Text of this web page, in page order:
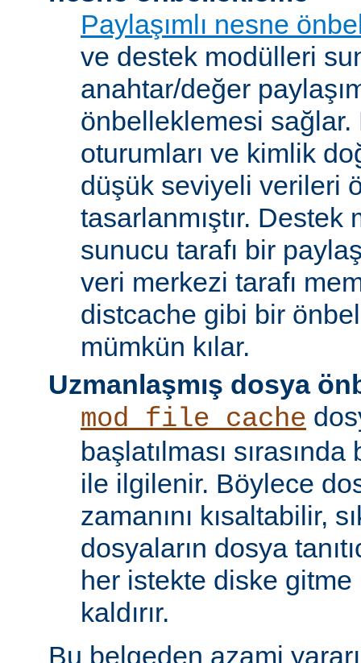
Paylaşımlı nesne
ve destek modülleri
anahtar/değer
önbelleklemesi
oturumları ve kimlik
düşük seviyeli verileri
tasarlanmıştır.
sunucu tarafı bir
veri merkezi tarafı
distcache gibi bir
mümkün kılar.
Uzmanlaşmış dosya
mod_file_cache
başlatılması
ile ilgilenir. Böylece
zamanını kısaltabilir,
dosyaların dosya
her istekte diske gitme
kaldırır.
Bu belgeden azami